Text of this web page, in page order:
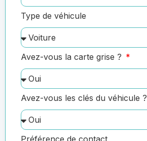
Type de véhicule
Avez-vous la carte grise ?
Avez-vous les clés du véhicule ?
Préférence de contact